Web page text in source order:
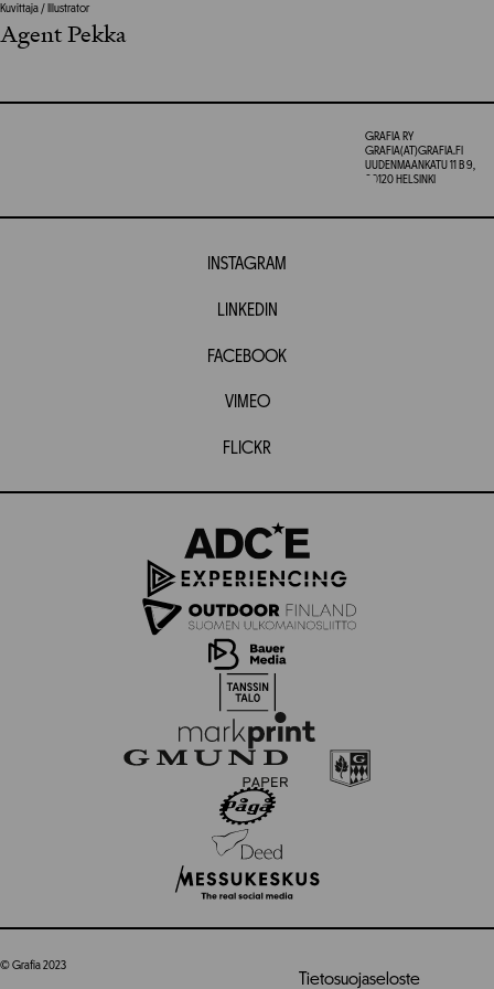
Kuvittaja / Illustrator
Agent Pekka
GRAFIA RY
GRAFIA(AT)GRAFIA.FI
UUDENMAANKATU 11 B 9,
00120 HELSINKI
INSTAGRAM
LINKEDIN
FACEBOOK
VIMEO
FLICKR
© Grafia 2023
Tietosuojaseloste